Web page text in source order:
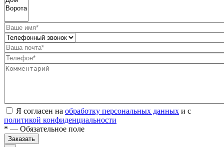
Я согласен на обработку персональных данных и с
политикой конфиденциальности
* — Обязательное поле
Заказать